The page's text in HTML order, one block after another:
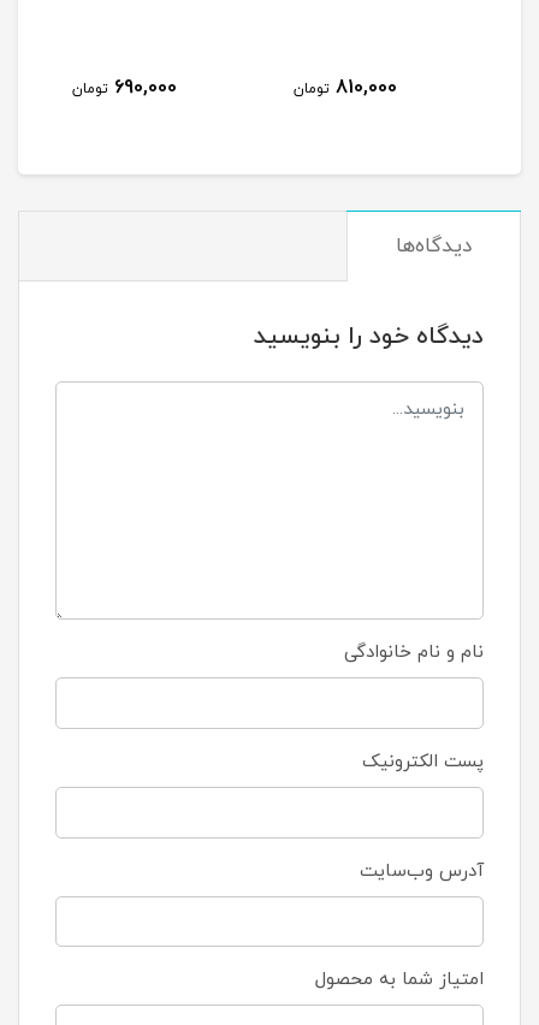
810,000 تومان 690,000 تومان
دیدگاه‌ها
دیدگاه خود را بنویسید
نام و نام خانوادگی
پست الکترونیک
آدرس وب‌سایت
امتیاز شما به محصول